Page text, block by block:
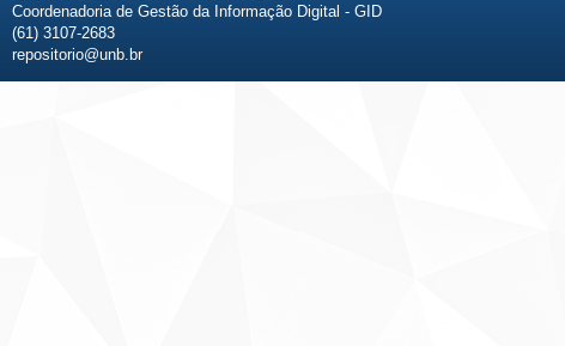
Coordenadoria de Gestão da Informação Digital - GID
(61) 3107-2683
repositorio@unb.br